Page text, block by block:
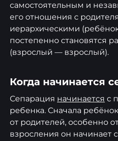
самостоятельным и
его отношения с
иерархическими
постепенно становятся
(взрослый — взрослый).
Когда начинается
Сепарация начинается с
ребенка. Сначала
от родителей, особенно
взросления он начинает